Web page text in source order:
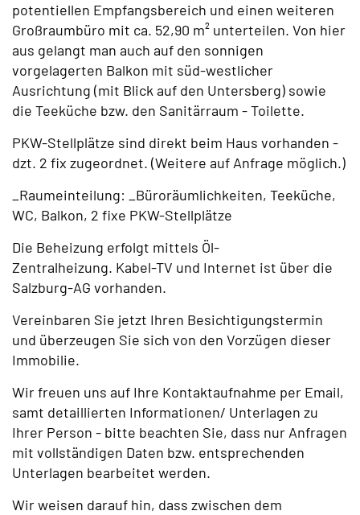
potentiellen Empfangsbereich und einen weiteren
Großraumbüro mit ca. 52,90 m² unterteilen. Von hier
aus gelangt man auch auf den sonnigen
vorgelagerten Balkon mit süd-westlicher
Ausrichtung (mit Blick auf den Untersberg) sowie
die Teeküche bzw. den Sanitärraum - Toilette.
PKW-Stellplätze sind direkt beim Haus vorhanden -
dzt. 2 fix zugeordnet. (Weitere auf Anfrage möglich.)
_Raumeinteilung: _Büroräumlichkeiten, Teeküche,
WC, Balkon, 2 fixe PKW-Stellplätze
Die Beheizung erfolgt mittels Öl-
Zentralheizung. Kabel-TV und Internet ist über die
Salzburg-AG vorhanden.
Vereinbaren Sie jetzt Ihren Besichtigungstermin
und überzeugen Sie sich von den Vorzügen dieser
Immobilie.
Wir freuen uns auf Ihre Kontaktaufnahme per Email,
samt detaillierten Informationen/ Unterlagen zu
Ihrer Person - bitte beachten Sie, dass nur Anfragen
mit vollständigen Daten bzw. entsprechenden
Unterlagen bearbeitet werden.
Wir weisen darauf hin, dass zwischen dem